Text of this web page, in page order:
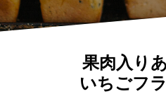
果肉入り
いちごフ